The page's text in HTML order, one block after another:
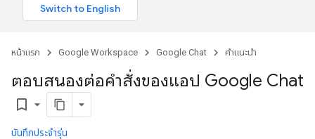
หน้าแรก Google Workspace Google Chat คำแนะนำ
ตอบสนองต่อคําสั่งของแอป Google Chat
bookmark_border
บันทึกประจำรุ่น